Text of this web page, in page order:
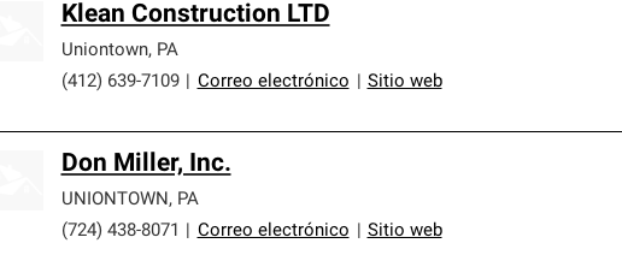
Klean Construction LTD
Uniontown, PA
(412) 639-7109
Correo electrónico Sitio web
Don Miller, Inc.
UNIONTOWN , PA
(724) 438-8071
Correo electrónico Sitio web